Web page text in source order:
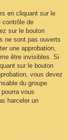
en cliquant sur le
contrôle de
sur le bouton
ne sont pas ouverts
une approbation,
être invisibles. Si
sur le bouton
vous devez
du groupe
vous
harceler un